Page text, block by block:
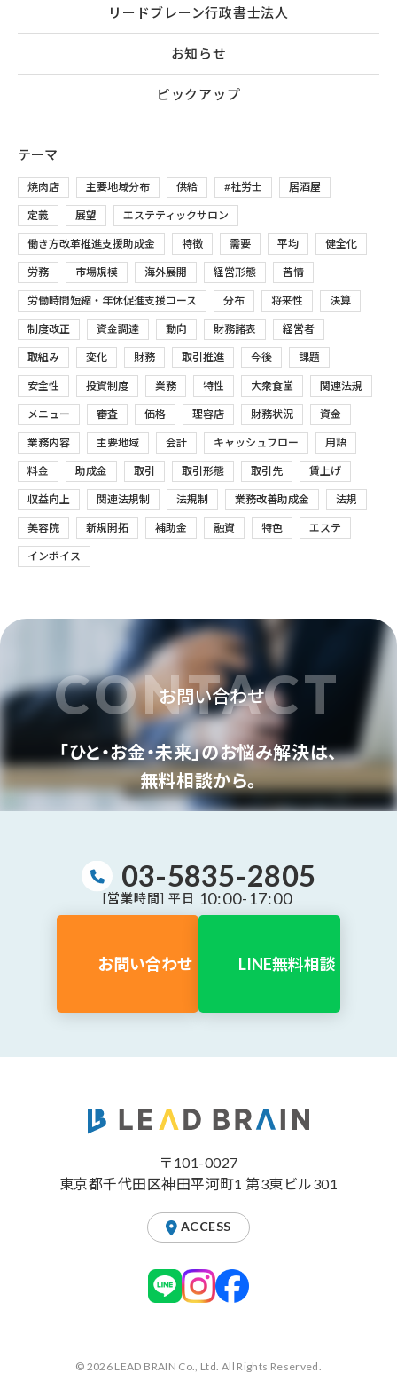
リードブレーン行政書士法人
お知らせ
ピックアップ
テーマ
焼肉店 主要地域分布 供給 #社労士 居酒屋
定義 展望 エステティックサロン
働き方改革推進支援助成金 特徴 需要 平均 健全化
労務 市場規模 海外展開 経営形態 苦情
労働時間短縮・年休促進支援コース 分布 将来性 決算
制度改正 資金調達 動向 財務諸表 経営者
取組み 変化 財務 取引推進 今後 課題
安全性 投資制度 業務 特性 大衆食堂 関連法規
メニュー 審査 価格 理容店 財務状況 資金
業務内容 主要地域 会計 キャッシュフロー 用語
料金 助成金 取引 取引形態 取引先 賃上げ
収益向上 関連法規制 法規制 業務改善助成金 法規
美容院 新規開拓 補助金 融資 特色 エステ
インボイス
CONTACT
お問い合わせ
「ひと・お金・未来」のお悩み解決は、
無料相談から。
03-5835-2805
[営業時間] 平日 10:00-17:00
お問い合わせ LINE無料相談
〒101-0027
東京都千代田区神田平河町1 第3東ビル301
ACCESS
© 2026 LEAD BRAIN Co., Ltd. All Rights Reserved.